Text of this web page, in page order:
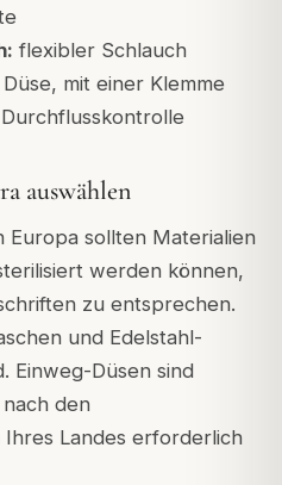
flexibler Schlauch
mit einer Klemme
auswählen
Europa sollten Materialien
werden können,
zu entsprechen.
und Edelstahl-
Einweg-Düsen sind
den
Landes erforderlich